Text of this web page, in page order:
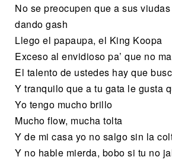
No se preocupen que a sus
dando gash
Llego el papaupa, el King Koopa
Exceso al envidioso pa’ que no
El talento de ustedes hay que
Y tranquilo que a tu gata le gusta
Yo tengo mucho brillo
Mucho flow, mucha tolta
Y de mi casa yo no salgo sin la
Y no hable mierda, bobo si tu no